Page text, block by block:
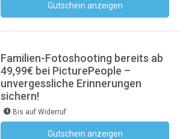
Gutschein anzeigen
Familien-Fotoshooting bereits ab
49,99€ bei PicturePeople –
unvergessliche Erinnerungen
sichern!
Bis auf Widerruf
Gutschein anzeigen